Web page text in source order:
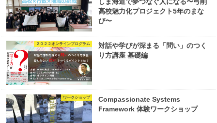
高校魅力化プロジェクト5年のまな
び〜
２０２２オンラインプログラム
対話や学びが深まる「問い」のつく
り方講座 基礎編
ワークショップ
Compassionate Systems
Framework 体験ワークショップ